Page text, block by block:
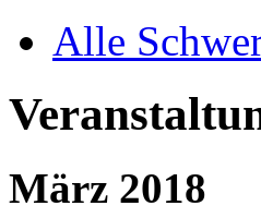
Alle
März 2018